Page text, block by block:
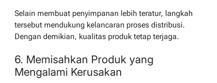
Selain membuat penyimpanan lebih teratur, langkah
tersebut mendukung kelancaran proses distribusi.
Dengan demikian, kualitas produk tetap terjaga.
6. Memisahkan Produk yang
Mengalami Kerusakan